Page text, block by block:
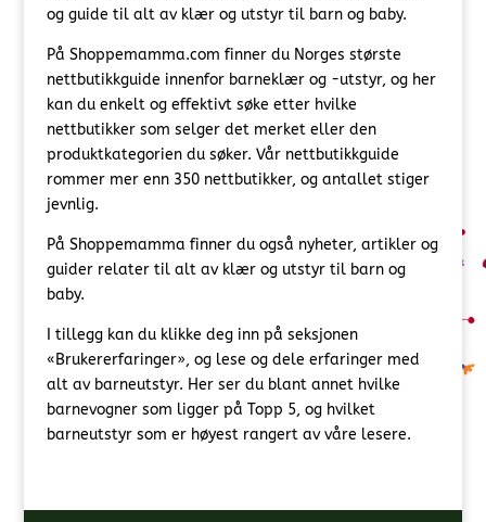
og guide til alt av klær og utstyr til barn og baby.
På Shoppemamma.com finner du Norges største
nettbutikkguide innenfor barneklær og -utstyr, og her
kan du enkelt og effektivt søke etter hvilke
nettbutikker som selger det merket eller den
produktkategorien du søker. Vår nettbutikkguide
rommer mer enn 350 nettbutikker, og antallet stiger
jevnlig.
På Shoppemamma finner du også nyheter, artikler og
guider relater til alt av klær og utstyr til barn og
baby.
I tillegg kan du klikke deg inn på seksjonen
«Brukererfaringer», og lese og dele erfaringer med
alt av barneutstyr. Her ser du blant annet hvilke
barnevogner som ligger på Topp 5, og hvilket
barneutstyr som er høyest rangert av våre lesere.